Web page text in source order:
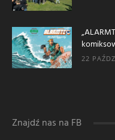
22
Znajdź nas na FB